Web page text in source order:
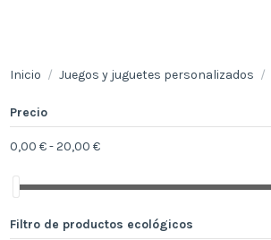
Inicio Juegos y juguetes personalizados
Precio
0,00 € - 20,00 €
Filtro de productos ecológicos